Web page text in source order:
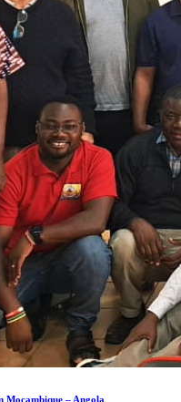
Moçambique – Angola